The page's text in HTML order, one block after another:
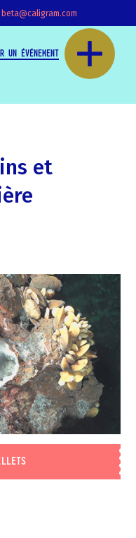
beta@caligram.com
UN ÉVÉNEMENT
et